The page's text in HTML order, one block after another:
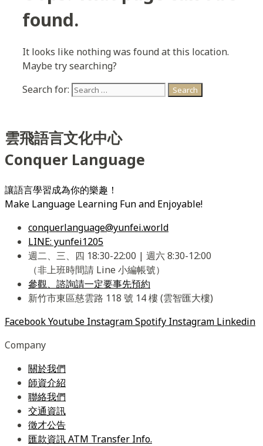
found.
It looks like nothing was found at this location.
Maybe try searching?
Search for:
雲飛語言文化中心
Conquer Language
讓語言學習成為你的樂趣！
Make Language Learning Fun and Enjoyable!
conquerlanguage@yunfei.world
LINE: yunfei1205
週二、三、四 18:30-22:00 | 週六 8:30-12:00
（非上班時間請 Line 小編帳號）
參觀、諮詢請一定要事先預約
新竹市東區慈雲路 118 號 14 樓 (雲智匯大樓)
FacebookYoutube InstagramSpotify Instagram Linkedin
Company
關於我們
師資介紹
聯絡我們
交通資訊
徵才公告
匯款資訊 ATM Transfer Info.